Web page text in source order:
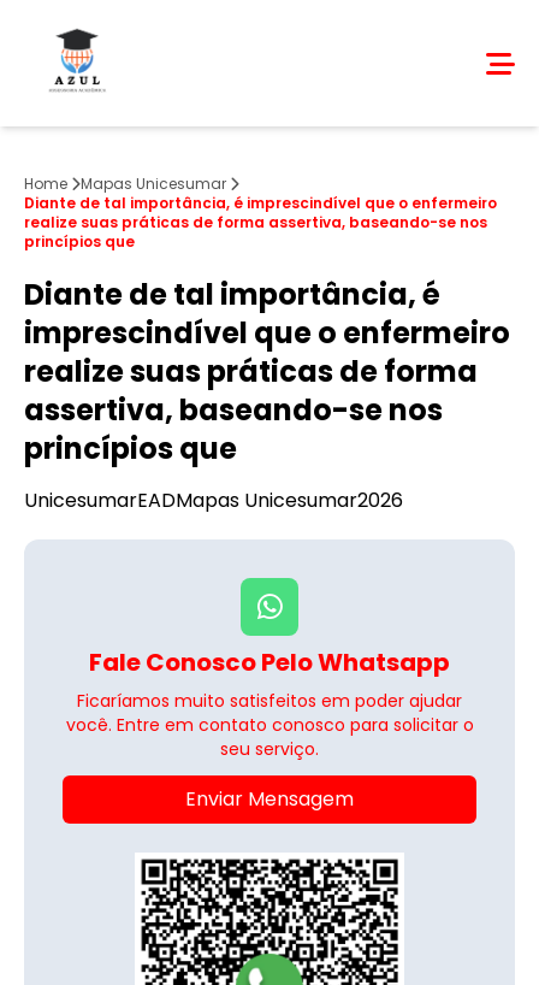
Home
Mapas Unicesumar
Diante de tal importância, é imprescindível que o enfermeiro
realize suas práticas de forma assertiva, baseando-se nos
princípios que
Diante de tal importância, é
imprescindível que o enfermeiro
realize suas práticas de forma
assertiva, baseando-se nos
princípios que
UnicesumarEADMapas Unicesumar2026
Fale Conosco Pelo Whatsapp
Ficaríamos muito satisfeitos em poder ajudar
você. Entre em contato conosco para solicitar o
seu serviço.
Enviar Mensagem